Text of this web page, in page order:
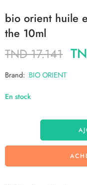
bio orient huile
the 10ml
TND17.141
Brand: BIO ORIENT
En stock